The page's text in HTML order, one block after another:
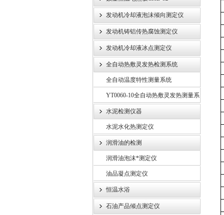
发动机冷却液泡沫倾向测定仪
发动机铸铝传热腐蚀测定仪
发动机冷却液冰点测定仪
全自动热敷灵发热检测系统
全自动温度特性测量系统
YT0060-10全自动热敷灵发热测量系
统
水泥检测仪器
水泥水化热测定仪
润滑油的检测
润滑油泡沫*测定仪
油品凝点测定仪
恒温水浴
石油产品倾点测定仪